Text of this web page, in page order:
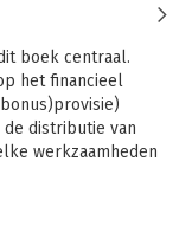
boek centraal.
het financieel
distributie van
werkzaamheden